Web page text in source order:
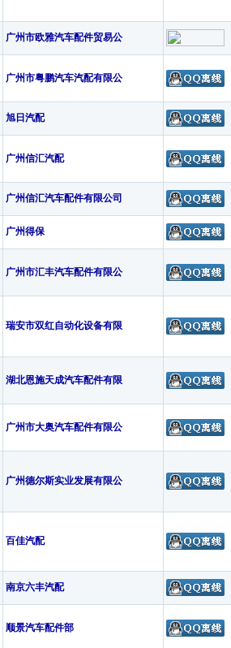
广州市欧雅汽车配件贸易公
广州市粤鹏汽车汽配有限公
旭日汽配
广州信汇汽配
广州信汇汽车配件有限公司
广州得保
广州市汇丰汽车配件有限公
瑞安市双红自动化设备有限
湖北恩施天成汽车配件有限
广州市大奥汽车配件有限公
广州德尔斯实业发展有限公
百佳汽配
南京六丰汽配
顺景汽车配件部